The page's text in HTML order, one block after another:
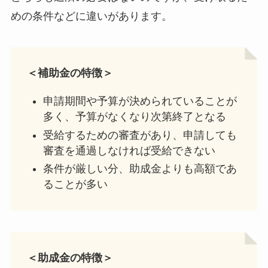
めの条件などに違いがあります。
＜補助金の特徴＞
申請期間や予算が決められていることが
多く、予算がなくなり次第終了となる
受給するための審査があり、申請しても
審査を通過しなければ受給できない
条件が厳しい分、助成金よりも高額であ
ることが多い
＜助成金の特徴＞